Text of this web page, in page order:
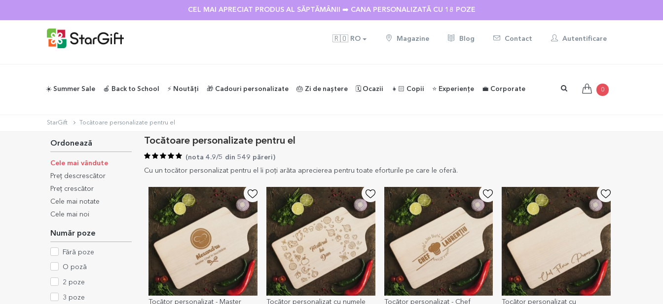
SUMMER SALE 🌴 PÂNĂ LA -40% REDUCERE LA PESTE 100 DE CADOURI PERSONALIZATE ☀️
🇷🇴 RO Magazine Blog Contact Autentificare
☀️ Summer Sale 🍎 Back to School ⚡️ Noutăți 🎁 Cadouri personalizate 🎂 Zi de naștere 🗓️ Ocazii 👧🏻 Copii ⭐️ Experiențe 💼 Corporate 0
StarGift Tocătoare personalizate pentru el
Ordonează
Cele mai vândute
Preț descrescător
Preț crescător
Cele mai notate
Cele mai noi
Număr poze
Fără poze
O poză
2 poze
3 poze
Tocătoare personalizate pentru el
(nota 4.9/5 din 549 păreri )
Cu un tocător personalizat pentru el îi poți arăta aprecierea pentru toate eforturile pe care le oferă.
Tocător personalizat - Master
Tocător personalizat cu numele
Tocător personalizat - Chef
Tocător personalizat cu